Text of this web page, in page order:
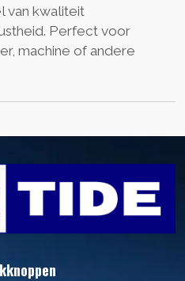
van kwaliteit
Perfect voor
machine of andere